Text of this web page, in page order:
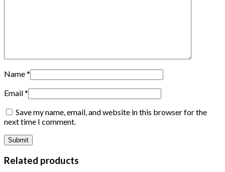
Name*
Email*
Save my name, email, and website in this browser for the
next time I comment.
Related products